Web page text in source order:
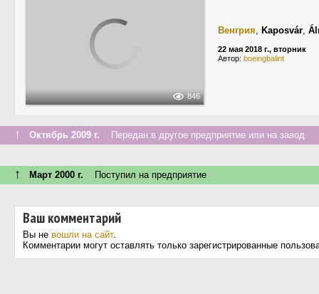
846
Венгрия, Kaposvár,
22 мая 2018 г., вторник
Автор: boeingbalint
↑ Октябрь 2009 г. Передан в другое предприятие или на завод
↑ Март 2000 г. Поступил на предприятие
Ваш комментарий
Вы не вошли на сайт.
Комментарии могут оставлять только зарегистрированные